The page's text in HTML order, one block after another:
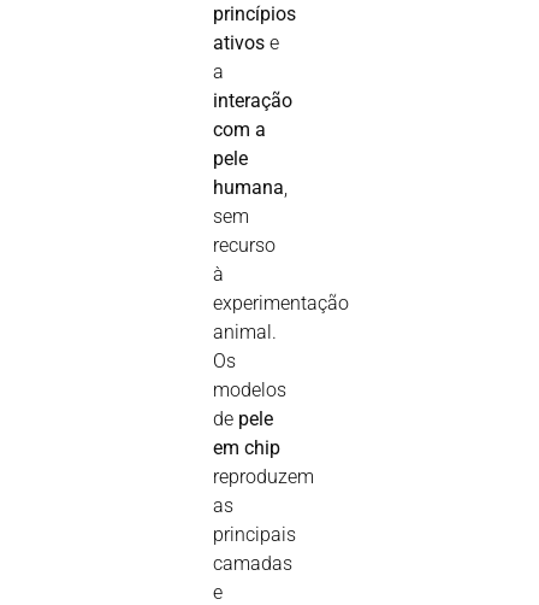
princípios
ativos e
a
interação
com a
pele
humana
sem
recurso
à
experimentação
animal.
Os
modelos
de pele
em chip
reproduzem
as
principais
camadas
e